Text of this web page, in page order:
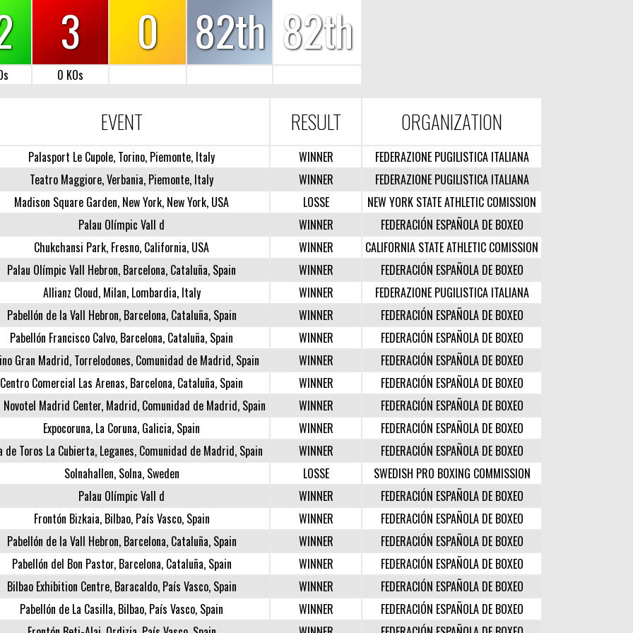
3 0 82th 82th
0 KOs
EVENT RESULT ORGANIZATION
Palasport Le Cupole, Torino, Piemonte, Italy WINNER
FEDERAZIONE PUGILISTICA ITALIANA
Teatro Maggiore, Verbania, Piemonte, Italy
WINNER
FEDERAZIONE PUGILISTICA ITALIANA
Madison Square Garden, New York, New York, USA
LOSSE
NEW YORK STATE ATHLETIC COMISSION
Palau Olímpic Vall d
WINNER
FEDERACIÓN ESPAÑOLA DE BOXEO
Chukchansi Park, Fresno, California, USA
WINNER
CALIFORNIA STATE ATHLETIC COMISSION
Palau Olímpic Vall Hebron, Barcelona, Cataluña, Spain
WINNER
FEDERACIÓN ESPAÑOLA DE BOXEO
Allianz Cloud, Milan, Lombardia, Italy
WINNER
FEDERAZIONE PUGILISTICA ITALIANA
Pabellón de la Vall Hebron, Barcelona, Cataluña, Spain
WINNER
FEDERACIÓN ESPAÑOLA DE BOXEO
Pabellón Francisco Calvo, Barcelona, Cataluña, Spain
WINNER
FEDERACIÓN ESPAÑOLA DE BOXEO
Gran Madrid, Torrelodones, Comunidad de Madrid, Spain
WINNER
FEDERACIÓN ESPAÑOLA DE BOXEO
Centro Comercial Las Arenas, Barcelona, Cataluña, Spain
WINNER
FEDERACIÓN ESPAÑOLA DE BOXEO
Madrid Center, Madrid, Comunidad de Madrid, Spain
WINNER
FEDERACIÓN ESPAÑOLA DE BOXEO
Expocoruna, La Coruna, Galicia, Spain
WINNER
FEDERACIÓN ESPAÑOLA DE BOXEO
de Toros La Cubierta, Leganes, Comunidad de Madrid, Spain
WINNER
FEDERACIÓN ESPAÑOLA DE BOXEO
Solnahallen, Solna, Sweden
LOSSE
SWEDISH PRO BOXING COMMISSION
Palau Olímpic Vall d
WINNER
FEDERACIÓN ESPAÑOLA DE BOXEO
Frontón Bizkaia, Bilbao, País Vasco, Spain
WINNER
FEDERACIÓN ESPAÑOLA DE BOXEO
Pabellón de la Vall Hebron, Barcelona, Cataluña, Spain
WINNER
FEDERACIÓN ESPAÑOLA DE BOXEO
Pabellón del Bon Pastor, Barcelona, Cataluña, Spain
WINNER
FEDERACIÓN ESPAÑOLA DE BOXEO
Bilbao Exhibition Centre, Baracaldo, País Vasco, Spain
WINNER
FEDERACIÓN ESPAÑOLA DE BOXEO
Pabellón de La Casilla, Bilbao, País Vasco, Spain
WINNER
FEDERACIÓN ESPAÑOLA DE BOXEO